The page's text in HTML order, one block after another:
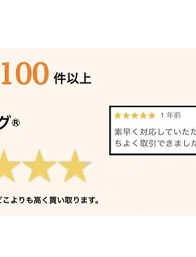
リノリュームローラー 買取
加古川｜姫路の買取専門店